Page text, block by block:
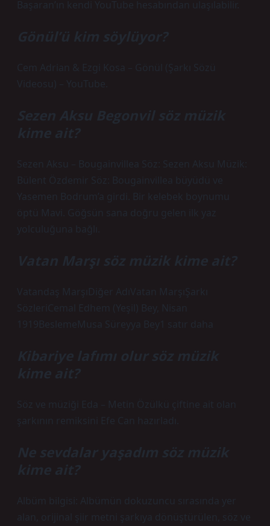
Başaran’ın kendi YouTube hesabından ulaşılabilir.
Gönül’ü kim söylüyor?
Cem Adrian & Ezgi Kosa – Gönül (Şarkı Sözü
Videosu) – YouTube.
Sezen Aksu Begonvil söz müzik
kime ait?
Sezen Aksu – Bougainvillea Söz: Sezen Aksu Müzik:
Bülent Özdemir Söz: Bougainvillea büyüdü ve
Yasemen Bodrum’a girdi. Bir kelebek boynumu
öptü Mavi. Göğsün sana doğru gelen ilk yaz
yolculuğuna bağlı.
Vatan Marşı söz müzik kime ait?
Vatandaş MarşıDiğer AdıVatan MarşıŞarkı
SözleriCemal Edhem (Yeşil) Bey, Nisan
1919BeslemeMusa Süreyya Bey1 satır daha
Kibariye lafımı olur söz müzik
kime ait?
Söz ve müziği Eda – Metin Özülkü çiftine ait olan
şarkının remiksini Efe Can hazırladı.
Ne sevdalar yaşadım söz müzik
kime ait?
Albüm bilgisi: Albümün dokuzuncu sırasında yer
alan, orijinal şiir metni şarkıya dönüştürülen, söz ve